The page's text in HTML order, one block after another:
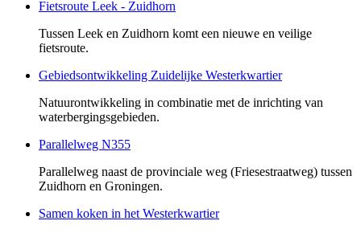
Fietsroute Leek - Zuidhorn
Tussen Leek en Zuidhorn komt een nieuwe en veilige
fietsroute.
Gebiedsontwikkeling Zuidelijke Westerkwartier
Natuurontwikkeling in combinatie met de inrichting van
waterbergingsgebieden.
Parallelweg N355
Parallelweg naast de provinciale weg (Friesestraatweg) tussen
Zuidhorn en Groningen.
Samen koken in het Westerkwartier